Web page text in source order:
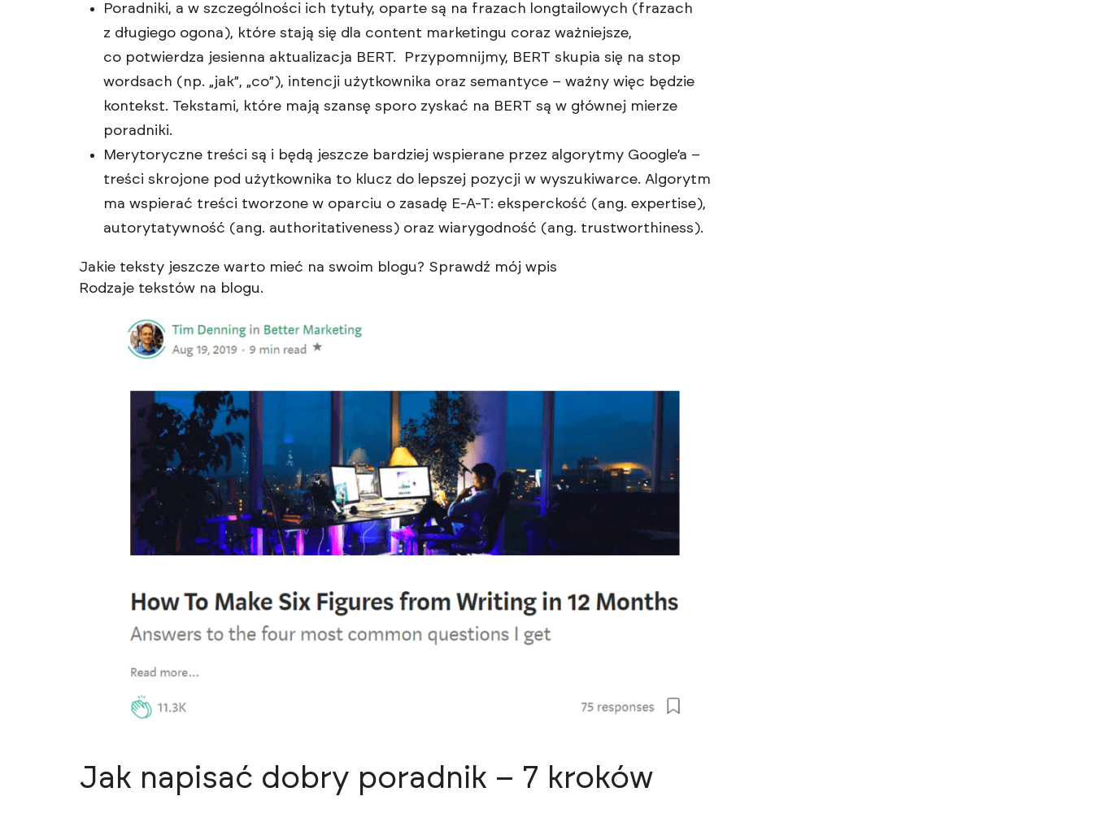
Poradniki, a w szczególności ich tytuły, oparte są na frazach longtailowych (frazach
z długiego ogona), które stają się dla content marketingu coraz ważniejsze,
co potwierdza jesienna aktualizacja BERT. Przypomnijmy, BERT skupia się na stop
wordsach (np. „jak”, „co”), intencji użytkownika oraz semantyce – ważny więc będzie
kontekst. Tekstami, które mają szansę sporo zyskać na BERT są w głównej mierze
poradniki.
Merytoryczne treści są i będą jeszcze bardziej wspierane przez algorytmy Google’a –
treści skrojone pod użytkownika to klucz do lepszej pozycji w wyszukiwarce. Algorytm
ma wspierać treści tworzone w oparciu o zasadę E-A-T: eksperckość (ang. expertise),
autorytatywność (ang. authoritativeness) oraz wiarygodność (ang. trustworthiness).
Jakie teksty jeszcze warto mieć na swoim blogu? Sprawdź mój wpis
Rodzaje tekstów na blogu.
Jak napisać dobry poradnik – 7 kroków